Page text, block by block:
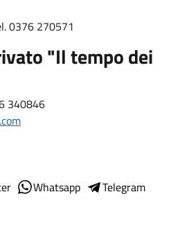
0376 270571
"Il tempo dei
340846
Whatsapp
Telegram